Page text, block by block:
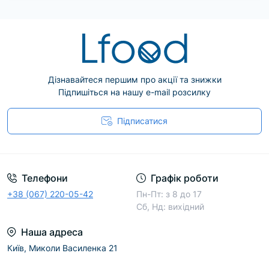
Дізнавайтеся першим про акції та знижки
Підпишіться на нашу e-mail розсилку
Підписатися
Телефони
+38 (067) 220-05-42
Графік роботи
Пн-Пт: з 8 до 17
Сб, Нд: вихідний
Наша адреса
Київ, Миколи Василенка 21